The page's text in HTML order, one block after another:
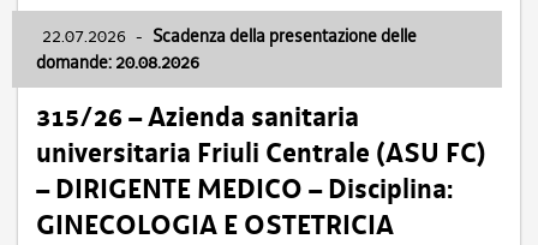
22.07.2026 - Scadenza della presentazione delle
domande: 20.08.2026
315/26 – Azienda sanitaria
universitaria Friuli Centrale (ASU FC)
– DIRIGENTE MEDICO – Disciplina:
GINECOLOGIA E OSTETRICIA